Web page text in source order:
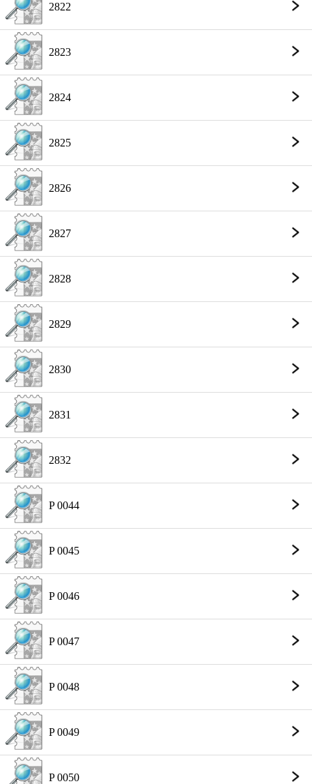
2822
2823
2824
2825
2826
2827
2828
2829
2830
2831
2832
P 0044
P 0045
P 0046
P 0047
P 0048
P 0049
P 0050